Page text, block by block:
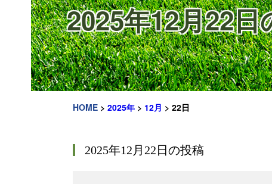
2025年12月22日
HOME > 2025年 > 12月 > 22日
2025年12月22日の投稿